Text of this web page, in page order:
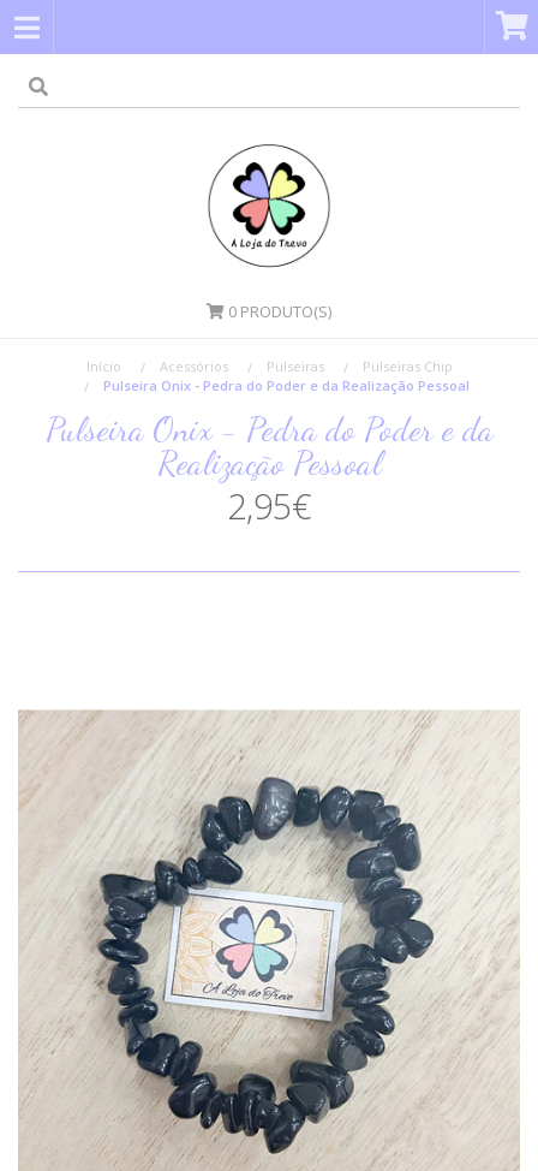
0 PRODUTO(S)
Início Acessórios Pulseiras
Pulseiras Chip
Pulseira Onix - Pedra do Poder e da Realização Pessoal
Pulseira Onix - Pedra do Poder e da
Realização Pessoal
2,95€